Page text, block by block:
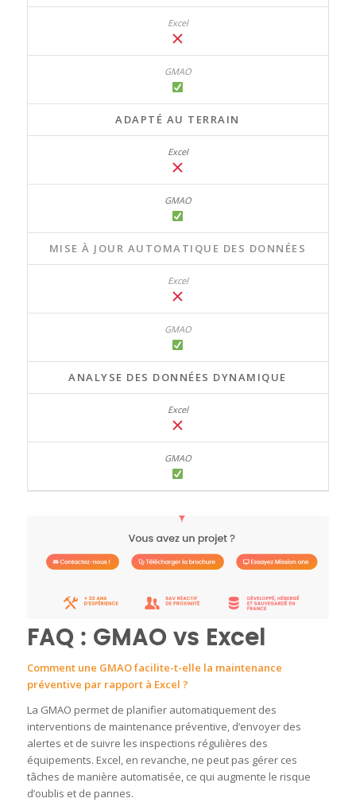
ADAPTÉ AU TERRAIN
MISE À JOUR AUTOMATIQUE DES DONNÉES
ANALYSE DES DONNÉES DYNAMIQUE
FAQ : GMAO vs Excel
Comment une GMAO facilite-t-elle la maintenance
préventive par rapport à Excel ?
La GMAO permet de planifier automatiquement des
interventions de maintenance préventive, d’envoyer des
alertes et de suivre les inspections régulières des
équipements. Excel, en revanche, ne peut pas gérer ces
tâches de manière automatisée, ce qui augmente le risque
d’oublis et de pannes.